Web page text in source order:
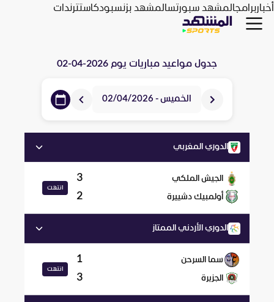
أخباربرامجالمشهد سبورتسالمشهد بزنسبودكاستترندات
جدول مواعيد مباريات يوم 2026-04-02
الخميس - 02/04/2026
الدوري المغربي
الجيش الملكي 3
أولمبيك دشييرة 2
انتهت
الدوري الأردني الممتاز
سما السرحن 1
الجزيرة 3
انتهت